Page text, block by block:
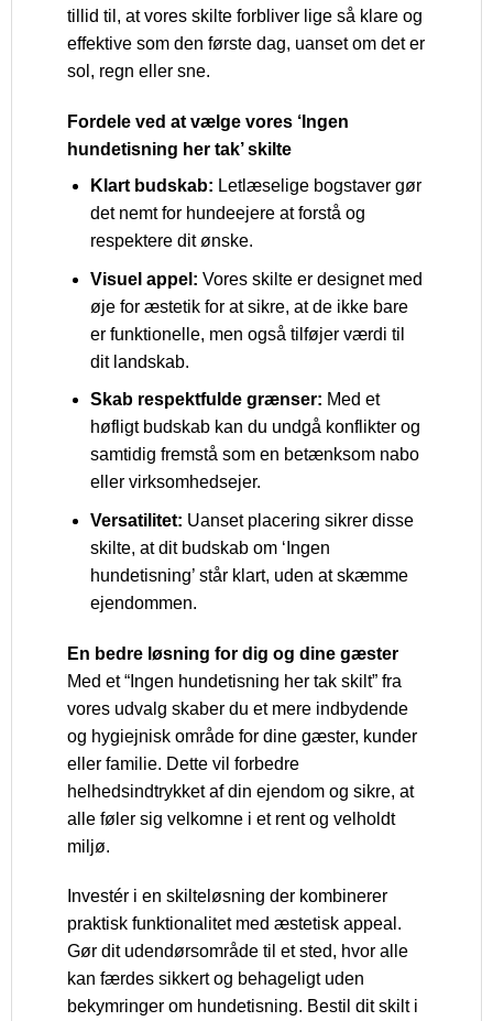
tillid til, at vores skilte forbliver lige så klare og
effektive som den første dag, uanset om det er
sol, regn eller sne.
Fordele ved at vælge vores ‘Ingen
hundetisning her tak’ skilte
Klart budskab: Letlæselige bogstaver gør
det nemt for hundeejere at forstå og
respektere dit ønske.
Visuel appel: Vores skilte er designet med
øje for æstetik for at sikre, at de ikke bare
er funktionelle, men også tilføjer værdi til
dit landskab.
Skab respektfulde grænser: Med et
høfligt budskab kan du undgå konflikter og
samtidig fremstå som en betænksom nabo
eller virksomhedsejer.
Versatilitet: Uanset placering sikrer disse
skilte, at dit budskab om ‘Ingen
hundetisning’ står klart, uden at skæmme
ejendommen.
En bedre løsning for dig og dine gæster
Med et “Ingen hundetisning her tak skilt” fra
vores udvalg skaber du et mere indbydende
og hygiejnisk område for dine gæster, kunder
eller familie. Dette vil forbedre
helhedsindtrykket af din ejendom og sikre, at
alle føler sig velkomne i et rent og velholdt
miljø.
Investér i en skilteløsning der kombinerer
praktisk funktionalitet med æstetisk appeal.
Gør dit udendørsområde til et sted, hvor alle
kan færdes sikkert og behageligt uden
bekymringer om hundetisning. Bestil dit skilt i